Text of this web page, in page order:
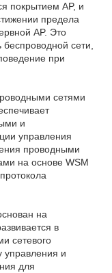
покрытием AP, и
предела
AP. Это
беспроводной сети,
при
сетями
и
управления
проводными
на основе WSM
на
в
сетевого
управления и
для